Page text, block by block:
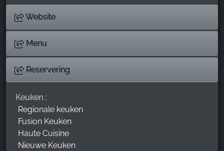
Website
Menu
Reservering
Keuken :
Regionale keuken
Fusion Keuken
Haute Cuisine
Nieuwe Keuken